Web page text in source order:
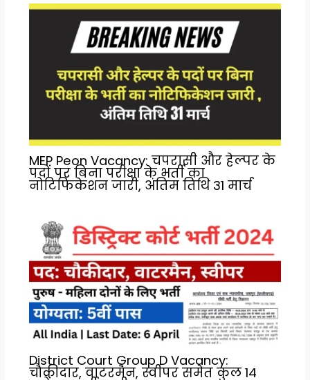
MEP Peon Vacancy: चपरासी और हेल्पर के
पदों पर बिना परीक्षा के भर्ती का
नोटिफिकेशन जारी, अंतिम तिथि 31 मार्च
District Court Group D Vacancy:
चौकीदार, वाटरमैन, स्वीपर समेत कुल 14